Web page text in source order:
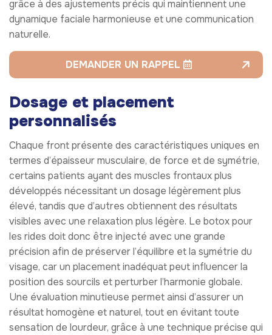
grâce à des ajustements précis qui maintiennent une
dynamique faciale harmonieuse et une communication
naturelle.
DEMANDER UN RAPPEL
Dosage et placement
personnalisés
Chaque front présente des caractéristiques uniques en
termes d’épaisseur musculaire, de force et de symétrie,
certains patients ayant des muscles frontaux plus
développés nécessitant un dosage légèrement plus
élevé, tandis que d’autres obtiennent des résultats
visibles avec une relaxation plus légère. Le botox pour
les rides doit donc être injecté avec une grande
précision afin de préserver l’équilibre et la symétrie du
visage, car un placement inadéquat peut influencer la
position des sourcils et perturber l’harmonie globale.
Une évaluation minutieuse permet ainsi d’assurer un
résultat homogène et naturel, tout en évitant toute
sensation de lourdeur, grâce à une technique précise qui